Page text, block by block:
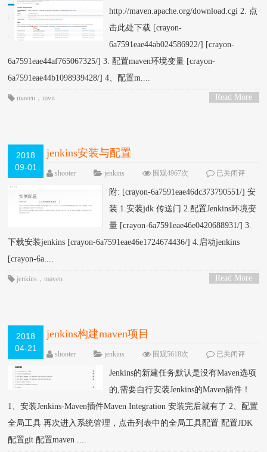
http://maven.apache.org/download.cgi 2. 点
击此处下载 [crayon-
6a7591eae44ab024586922/] [crayon-
6a7591eae44af765067325/] 3. 配置maven环境变量 [crayon-
6a7591eae44b1098939428/] 4、配置m....
Read More
maven ，mvn
2018
09-01
jenkins安装与配置
shooter jenkins 围观4967次
已关闭评
附: [crayon-6a7591eae46dc373790551/] 安
装 1.安装jdk 传送门 2.配置Jenkins环境变
量 [crayon-6a7591eae46e0420688931/] 3.
下载安装jenkins [crayon-6a7591eae46e1724674436/] 4.启动jenkins
[crayon-6a....
Read More
jenkins ，maven
2018
04-21
jenkins构建maven项目
shooter jenkins 围观5618次
已关闭评
Jenkins的新建任务默认是没有Maven选项
的,需要自行安装Jenkins的Maven插件！
1、安装Jenkins-Maven插件Maven Integration 安装完后就有了 2、配置
全局工具 再次进入系统管理，点击列表中的全局工具配置 配置JDK
配置git 配置maven ....